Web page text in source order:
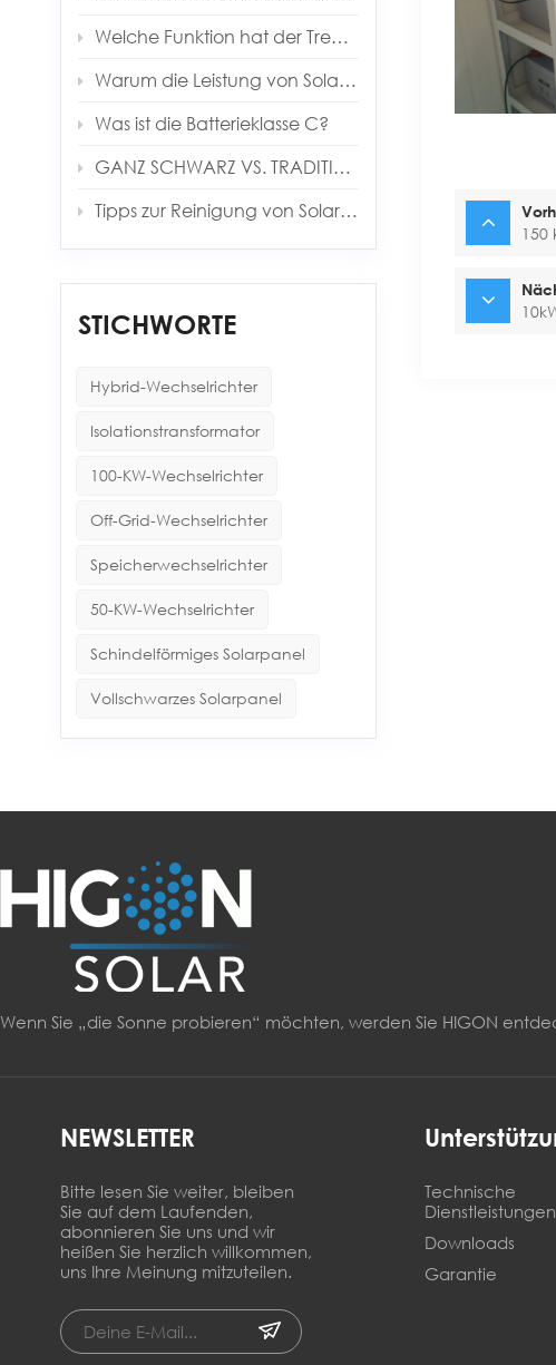
150
Welche Funktion hat der Trenntransformator im Solarwechselrichter?
Warum die Leistung von Solarmodulen immer geringer ist als erwartet
Was ist die Batterieklasse C?
GANZ SCHWARZ VS. TRADITIONELLE PANEELE
Tipps zur Reinigung von Solarmodulen
STICHWORTE
Hybrid-Wechselrichter
Isolationstransformator
100-KW-Wechselrichter
Off-Grid-Wechselrichter
Speicherwechselrichter
50-KW-Wechselrichter
Schindelförmiges Solarpanel
Vollschwarzes Solarpanel
Wenn Sie „die Sonne probieren“ möchten, werden Sie HIGON
NEWSLETTER
Bitte lesen Sie weiter, bleiben
Sie auf dem Laufenden,
abonnieren Sie uns und wir
heißen Sie herzlich willkommen,
uns Ihre Meinung mitzuteilen.
Technische
Dienstleistungen
Downloads
Garantie